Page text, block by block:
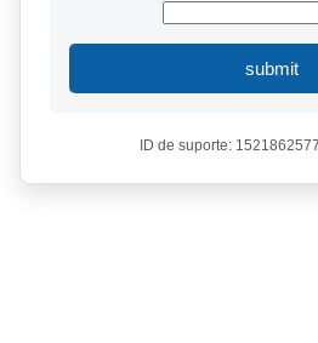
submit
ID de suporte: